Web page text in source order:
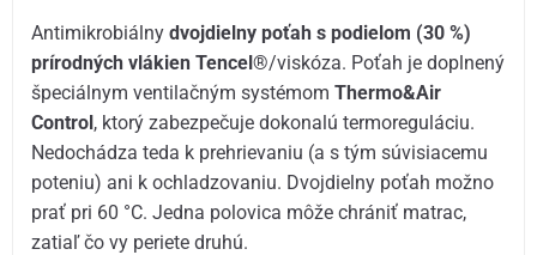
Antimikrobiálnydvojdielny poťah s podielom (30 %)
prírodných vlákien Tencel®/viskóza. Poťah je doplnený
špeciálnym ventilačným systémomThermo&Air
Control, ktorý zabezpečuje dokonalú termoreguláciu.
Nedochádza teda k prehrievaniu (a s tým súvisiacemu
poteniu) ani k ochladzovaniu. Dvojdielny poťah možno
prať pri 60 °C. Jedna polovica môže chrániť matrac,
zatiaľ čo vy periete druhú.